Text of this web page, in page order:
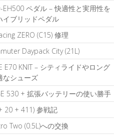
EH500 ペダル – 快適性と実用性を
イブリッドペダル
ZERO (C15) 修理
Daypack City (21L)
E70 KNIT – シティライドやロング
なシューズ
530 + 拡張バッテリーの使い勝手
20 + 411) 参戦記
Two (0.5L)への交換